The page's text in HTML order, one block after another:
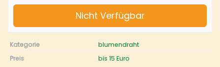
Nicht Verfügbar
Kategorie
blumendraht
Preis
bis 15 Euro